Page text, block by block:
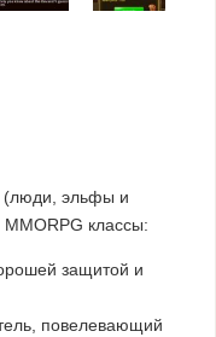
(люди, эльфы и
классы:
защитой и
повелевающий